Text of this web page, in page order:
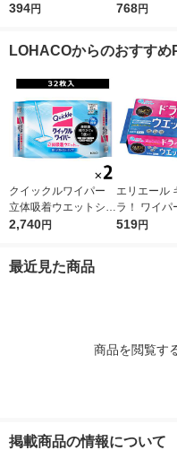
シート 1パック（20枚
394円
切れがよい
油脂
768円
LOHACOからのおすすめ
クイックルワイパー
立体吸着ウエットシー
ト 香り残らない 1セ
2,740円
エリエール
ラ！ ワイパ
×ウエットシ
519円
最近見た商品
商品を閲覧す
掲載商品の情報について